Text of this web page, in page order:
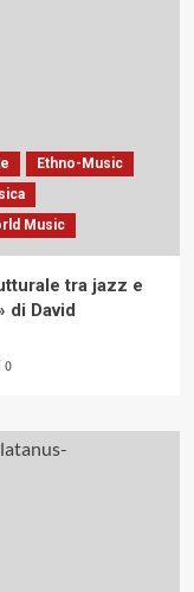
Ethno-Music
Music
tra jazz e
di David
0